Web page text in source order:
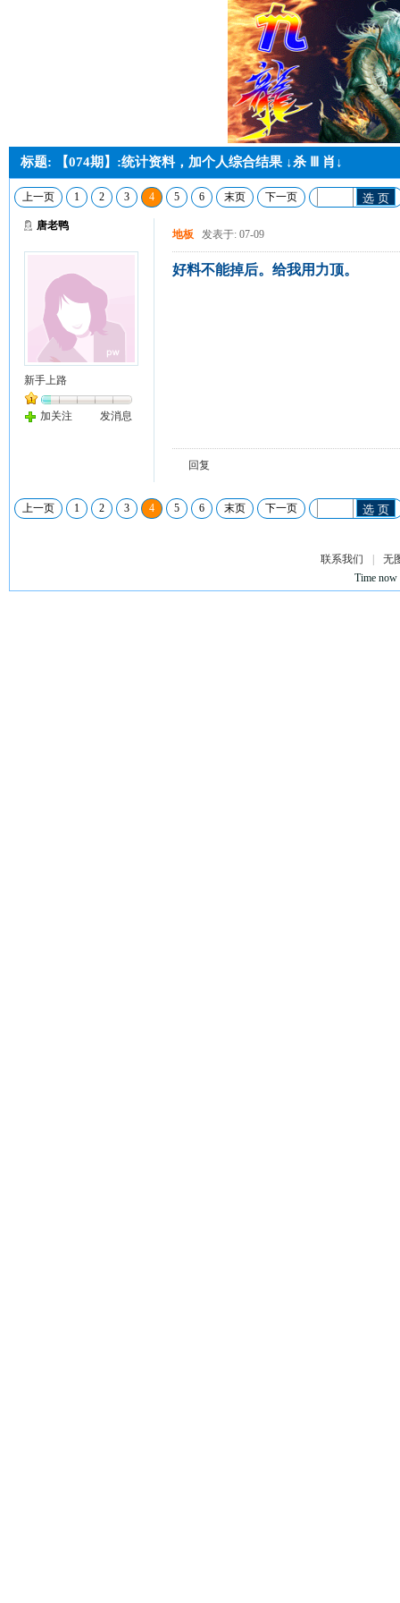
标题: 【074期】:统计资料，加个人综合结果 ↓杀 Ⅲ 肖↓
上一页 1 2 3 4 5 6 末页 下一页 选 页
唐老鸭
新手上路
加关注 发消息
地板 发表于: 07-09
好料不能掉后。给我用力顶。
回复
上一页 1 2 3 4 5 6 末页 下一页 选 页
联系我们
无
Time now